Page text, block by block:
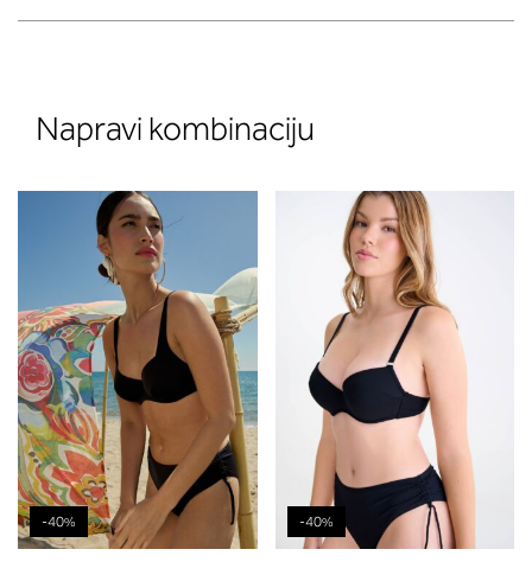
Napravi kombinaciju
-40% -40%